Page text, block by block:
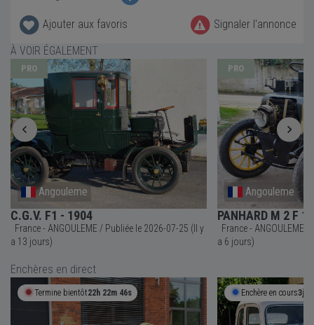
Ajouter aux favoris
Signaler l'annonce
À VOIR ÉGALEMENT
PRO
Angouleme
C.G.V. F1 - 1904
France - ANGOULEME / Publiée le 2026-07-25 (Il y
a 13 jours)
PRO
Angouleme
PANHARD M 2 F
France - ANGOULEME / Publiée le 2026-08-01 (Il y
a 6 jours)
Enchères en direct
Termine bientôt22h 22m 45s Enchère en cours3j